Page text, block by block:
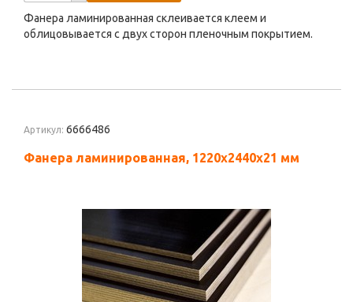
Фанера ламинированная склеивается клеем и
облицовывается с двух сторон пленочным покрытием.
Артикул: 6666486
Фанера ламинированная, 1220х2440х21 мм